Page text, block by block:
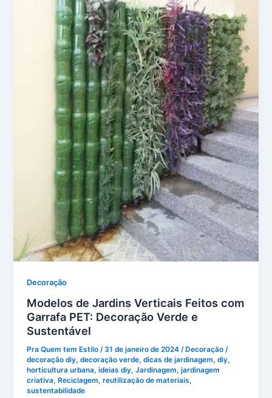
Decoração
Modelos de Jardins Verticais Feitos com
Garrafa PET: Decoração Verde e
Sustentável
Pra Quem tem Estilo/31 de janeiro de 2024/ Decoração /
decoração diy,decoração verde,dicas de jardinagem,diy,
horticultura urbana,ideias diy,Jardinagem,jardinagem
criativa, Reciclagem,reutilização de materiais,
sustentabilidade